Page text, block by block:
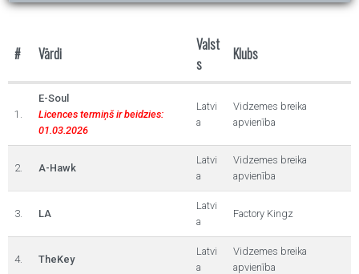
# Vārdi
Valst
s
Klubs
1.
E-Soul
Licences termiņš ir beidzies:
01.03.2026
Latvi
a
Vidzemes breika
apvienība
2. A-Hawk
Latvi
a
Vidzemes breika
apvienība
3. LA
Latvi
a
Factory Kingz
4. TheKey
Latvi
a
Vidzemes breika
apvienība